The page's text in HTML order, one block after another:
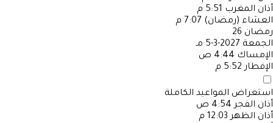
أذان المغرب 5:51 م
العشاء (رمضان) 7:07 م
رمضان 26
الجمعة 2027-3-5 مـ
الإمساك 4:44 ص
الإفطار 5:52 م
استعراض المواعيد الكاملة
أذان الفجر 4:54 ص
أذان الظهر 12:03 م